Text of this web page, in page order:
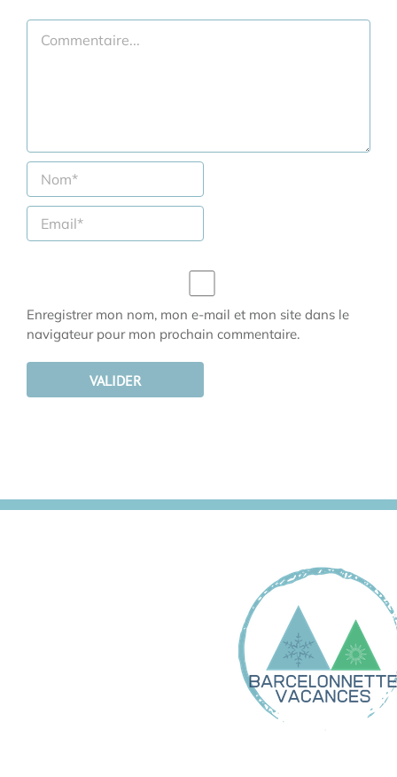
Enregistrer mon nom, mon e-mail et mon site dans le
navigateur pour mon prochain commentaire.